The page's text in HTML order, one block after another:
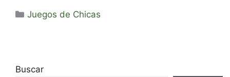
Categorías
Juegos de Chicas
Buscar